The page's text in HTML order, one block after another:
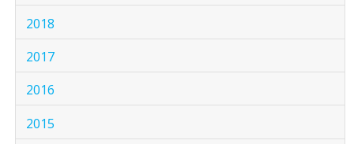
2018
2017
2016
2015